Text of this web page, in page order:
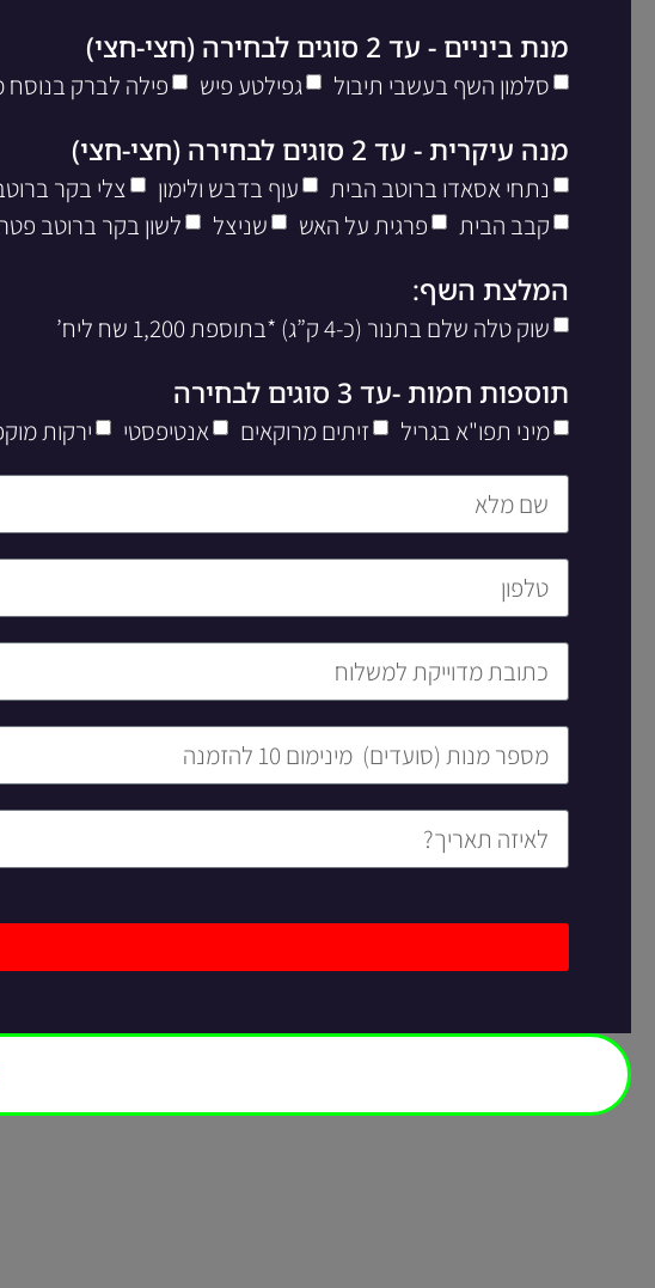
מנת ביניים - עד 2 סוגים לבחירה (חצי-חצי)
סלמון השף בעשבי תיבול גפילטע פיש פילה לברק בנוסח
מנה עיקרית - עד 2 סוגים לבחירה (חצי-חצי)
נתחי אסאדו ברוטב הבית עוף בדבש ולימון צלי בקר ברוטב
קבב הבית
פרגית על האש שניצל לשון בקר ברוטב
המלצת השף:
שוק טלה שלם בתנור (כ-4 ק”ג) *בתוספת 1,200 שח ליח’
תוספות חמות -עד 3 סוגים לבחירה
מיני תפו"א בגריל זיתים מרוקאים אנטיפסטי ירקות